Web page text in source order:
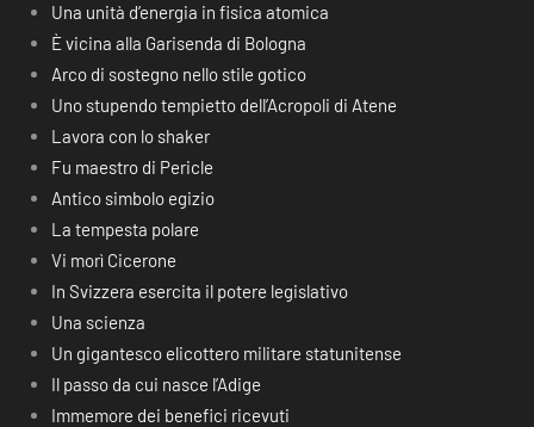
Una unità d’energia in fisica atomica
È vicina alla Garisenda di Bologna
Arco di sostegno nello stile gotico
Uno stupendo tempietto dell’Acropoli di Atene
Lavora con lo shaker
Fu maestro di Pericle
Antico simbolo egizio
La tempesta polare
Vi morì Cicerone
In Svizzera esercita il potere legislativo
Una scienza
Un gigantesco elicottero militare statunitense
Il passo da cui nasce l’Adige
Immemore dei benefici ricevuti